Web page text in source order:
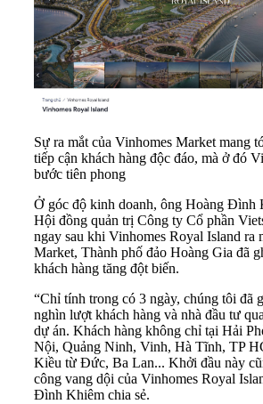
Sự ra mắt của Vinhomes Market mang
tiếp cận khách hàng độc đáo, mà ở đó
bước tiên phong
Ở góc độ kinh doanh, ông Hoàng Đình
Hội đồng quản trị Công ty Cổ phần
ngay sau khi Vinhomes Royal Island ra
Market, Thành phố đảo Hoàng Gia đã
khách hàng tăng đột biến.
“Chỉ tính trong có 3 ngày, chúng tôi đã
nghìn lượt khách hàng và nhà đầu tư
dự án. Khách hàng không chỉ tại Hải
Nội, Quảng Ninh, Vinh, Hà Tĩnh, TP
Kiều từ Đức, Ba Lan... Khởi đầu này
công vang dội của Vinhomes Royal
Đình Khiêm chia sẻ.